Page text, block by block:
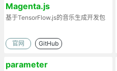
Magenta.js
基于TensorFlow.js的音乐生成开发包
官网 GitHub
parameter